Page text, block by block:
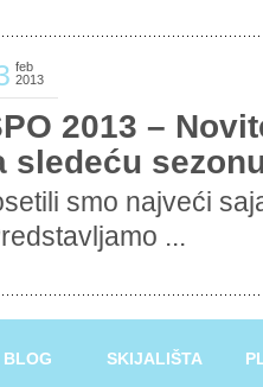
feb
2013
2013 –
sledeću
smo najveći
...
BLOG SKIJALIŠTA